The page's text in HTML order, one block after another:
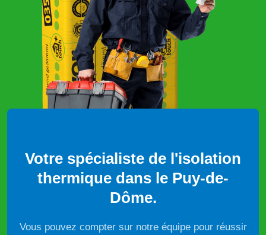
Votre spécialiste de l'isolation
thermique dans le Puy-de-
Dôme.
Vous pouvez compter sur notre équipe pour réussir